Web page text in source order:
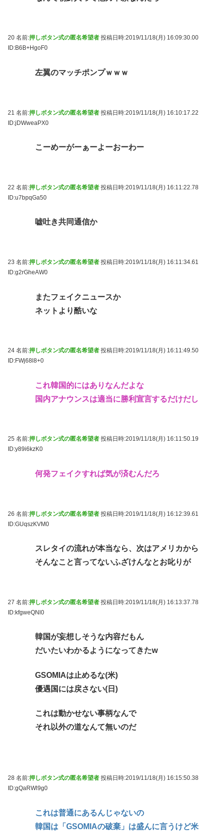
20 名前:押しボタン式の匿名希望者 投稿日時:2019/11/18(月) 16:09:30.00
ID:B6B+HgoF0
左翼のマッチポンプｗｗｗ
21 名前:押しボタン式の匿名希望者 投稿日時:2019/11/18(月) 16:10:17.22
ID:jDWweaPX0
こーめーがーぁーよーおーわー
22 名前:押しボタン式の匿名希望者 投稿日時:2019/11/18(月) 16:11:22.78
ID:u7bpqGa50
嘘吐き共同通信か
23 名前:押しボタン式の匿名希望者 投稿日時:2019/11/18(月) 16:11:34.61
ID:g2rGheAW0
またフェイクニュースか
ネットより酷いな
24 名前:押しボタン式の匿名希望者 投稿日時:2019/11/18(月) 16:11:49.50
ID:FWj68l8+0
これ韓国的にはありなんだよな
国内アナウンスは適当に勝利宣言するだけだし
25 名前:押しボタン式の匿名希望者 投稿日時:2019/11/18(月) 16:11:50.19
ID:y89i6kzK0
何発フェイクすれば気が済むんだろ
26 名前:押しボタン式の匿名希望者 投稿日時:2019/11/18(月) 16:12:39.61
ID:GUqszKVM0
スレタイの流れが本当なら、次はアメリカから
そんなこと言ってないふざけんなとお叱りが
27 名前:押しボタン式の匿名希望者 投稿日時:2019/11/18(月) 16:13:37.78
ID:kfgweQNl0
韓国が妄想しそうな内容だもん
だいたいわかるようになってきたw
GSOMIAは止めるな(米)
優遇国には戻さない(日)
これは動かせない事柄なんで
それ以外の道なんて無いのだ
28 名前:押しボタン式の匿名希望者 投稿日時:2019/11/18(月) 16:15:50.38
ID:gQaRWl9g0
これは普通にあるんじゃないの
韓国は「GSOMIAの破棄」は盛んに言うけど米